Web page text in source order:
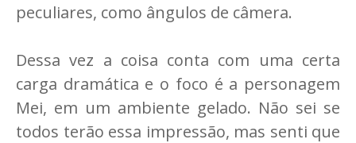
peculiares, como ângulos de câmera.
Dessa vez a coisa conta com uma certa
carga dramática e o foco é a personagem
Mei, em um ambiente gelado. Não sei se
todos terão essa impressão, mas senti que